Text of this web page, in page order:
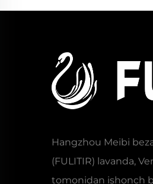
Hangzhou Meibi
(FULITIR) lavanda,
tomonidan ishonch